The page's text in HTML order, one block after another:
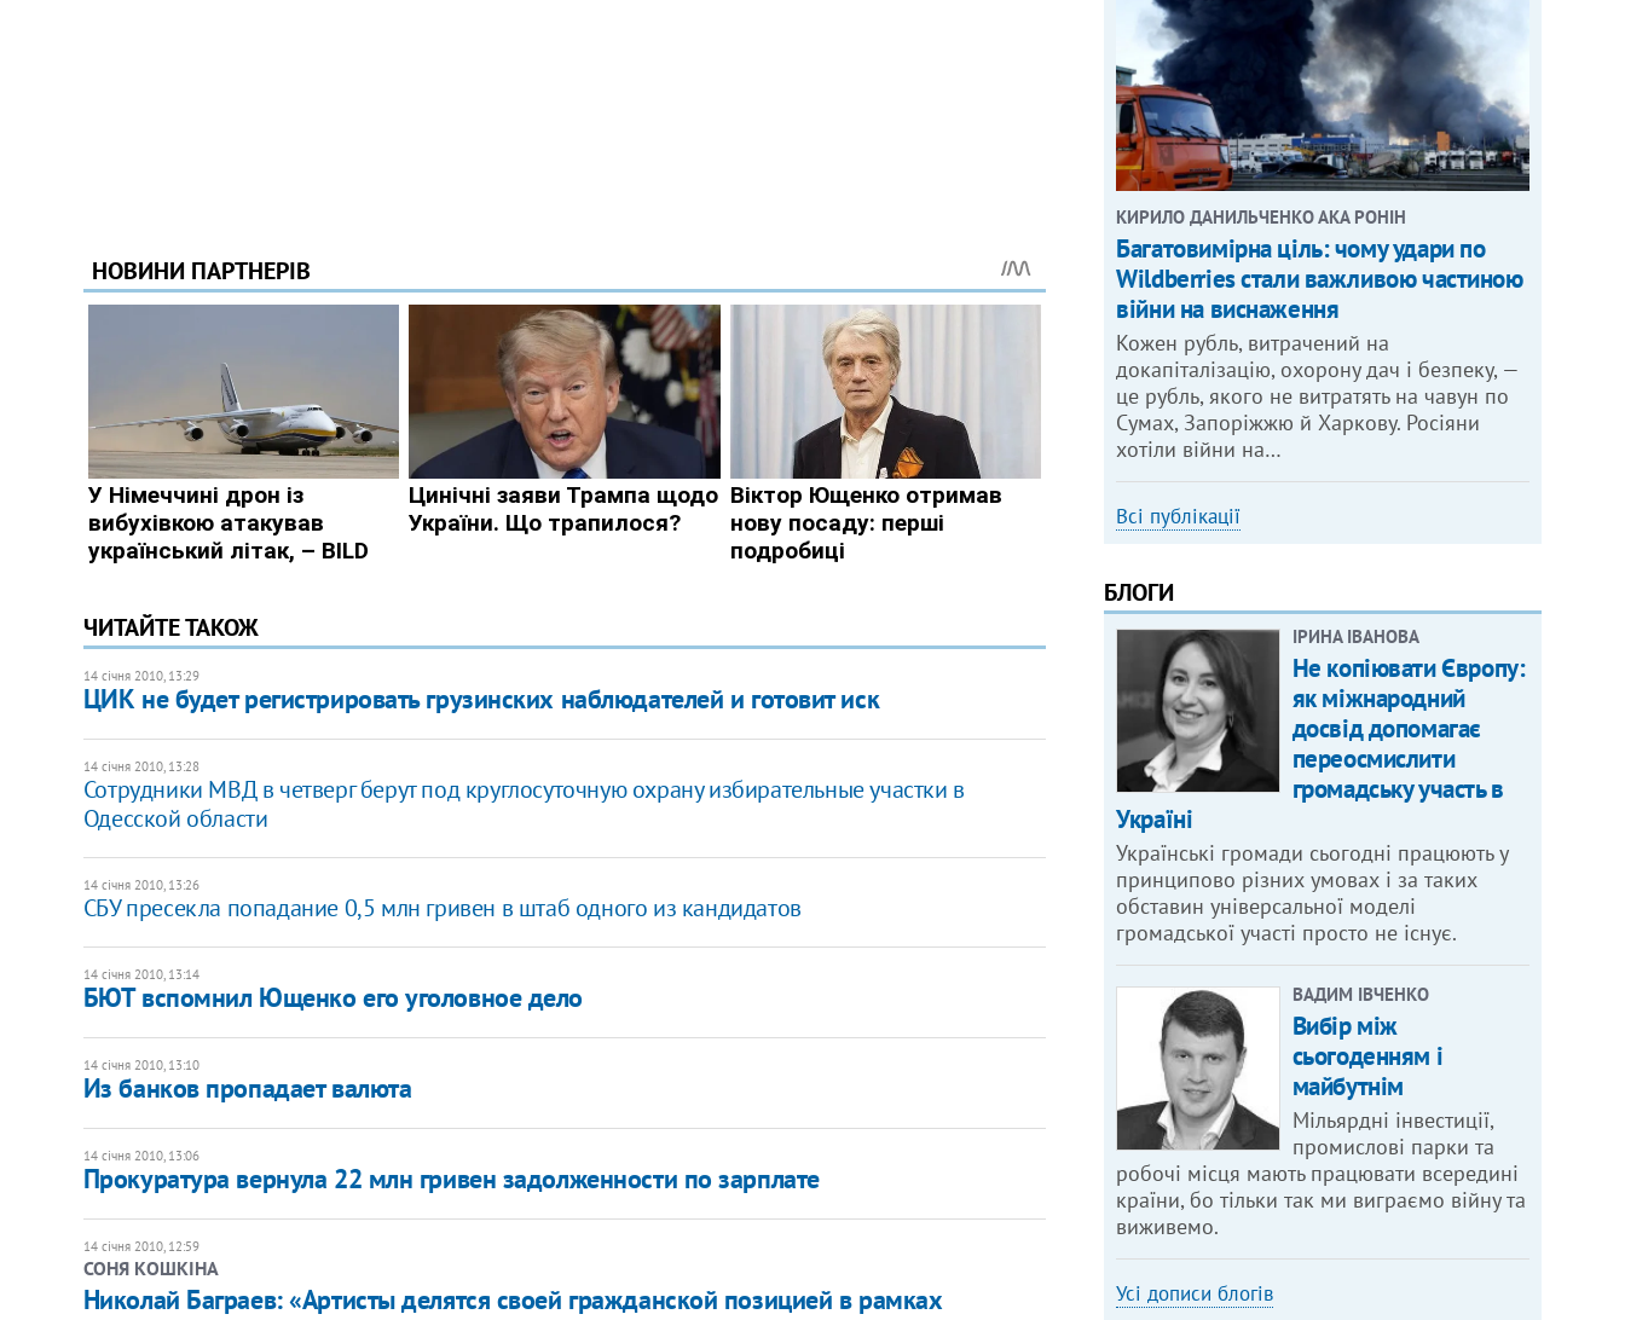
ЧИТАЙТЕ ТАКОЖ
14 січня 2010, 13:29
ЦИК не будет регистрировать грузинских наблюдателей и готовит иск
14 січня 2010, 13:28
Сотрудники МВД в четверг берут под круглосуточную охрану избирательные участки в
Одесской области
14 січня 2010, 13:26
СБУ пресекла попадание 0,5 млн гривен в штаб одного из кандидатов
14 січня 2010, 13:14
БЮТ вспомнил Ющенко его уголовное дело
14 січня 2010, 13:10
Из банков пропадает валюта
14 січня 2010, 13:06
Прокуратура вернула 22 млн гривен задолженности по зарплате
14 січня 2010, 12:59
СОНЯ КОШКІНА
Николай Баграев: «Артисты делятся своей гражданской позицией в рамках
КИРИЛО ДАНИЛЬЧЕНКО АКА РОНІН
Багатовимірна ціль: чому удари по
Wildberries стали важливою частиною
війни на виснаження
Кожен рубль, витрачений на
докапіталізацію, охорону дач і безпеку, —
це рубль, якого не витратять на чавун по
Сумах, Запоріжжю й Харкову. Росіяни
хотіли війни на…
Всі публікації
БЛОГИ
ІРИНА ІВАНОВА
Не копіювати Європу:
як міжнародний
досвід допомагає
переосмислити
громадську участь в
Україні
Українські громади сьогодні працюють у
принципово різних умовах і за таких
обставин універсальної моделі
громадської участі просто не існує.
ВАДИМ ІВЧЕНКО
Вибір між
сьогоденням і
майбутнім
Мільярдні інвестиції,
промислові парки та
робочі місця мають працювати всередині
країни, бо тільки так ми виграємо війну та
виживемо.
Усі дописи блогів